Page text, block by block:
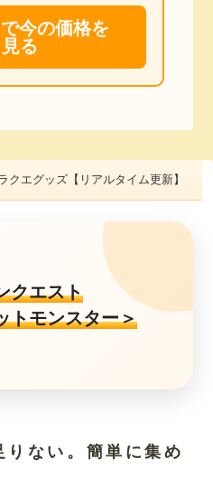
今の価格を
見る
エグッズ【リアルタイム更新】
クエスト
トモンスター＞
ない。簡単に集め